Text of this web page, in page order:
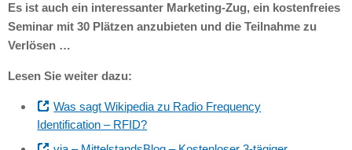
Es ist auch ein interessanter Marketing-Zug, ein kostenfreies
Seminar mit 30 Plätzen anzubieten und die Teilnahme zu
Verlösen …
Lesen Sie weiter dazu:
Was sagt Wikipedia zu Radio Frequency
Identification – RFID?